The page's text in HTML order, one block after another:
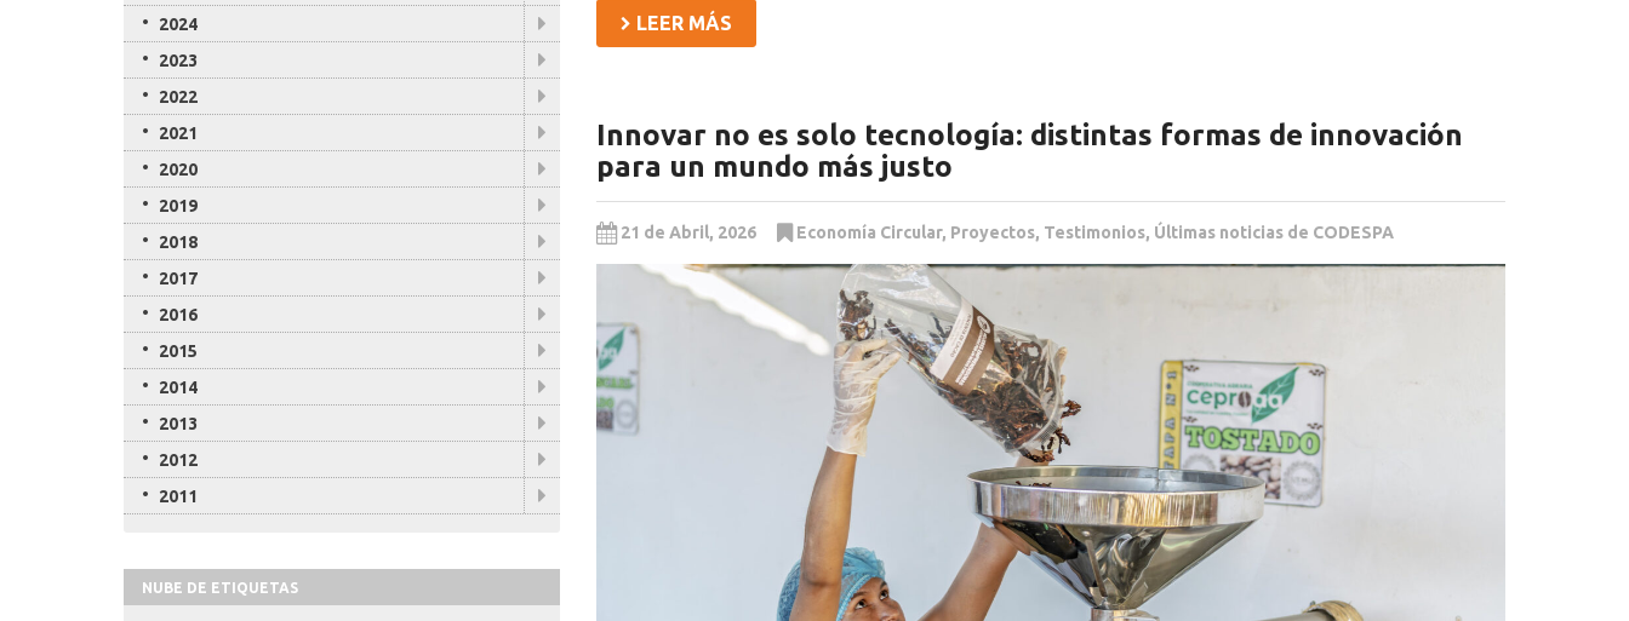
LEER MÁS
Innovar no es solo tecnología: distintas formas de innovación
para un mundo más justo
21 de Abril, 2026 Economía Circular, Proyectos, Testimonios, Últimas noticias de CODESPA
2024
2023
2022
2021
2020
2019
2018
2017
2016
2015
2014
2013
2012
2011
NUBE DE ETIQUETAS